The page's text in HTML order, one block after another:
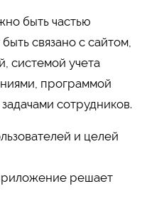
быть частью
связано с сайтом,
системой учета
программой
сотрудников.
и целей
решает